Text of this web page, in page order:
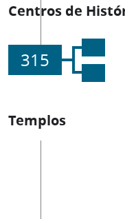
Centros de
315
Templos